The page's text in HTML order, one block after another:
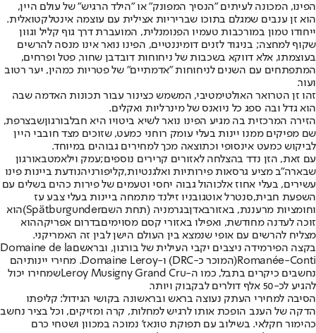
הפינו, המכונה לעיתים "הנסיך המפונק" או "הילד הרגיש" של עולם היין,
הוא זן ענבים שמגלם בתוכו שבריריות אצילית עם עוצמה אינטלקטואלית.
ייחודו טמון במורכבות טעמיו הפנומנלית, המועברת דרך גוף קליל וגוון
שקוף למחצה; בניגוד לזנים דומיננטיים, הפינו נואר אינו מנסה להרשים
בעוצמתו, אלא דווקא בשכבות של ניחוחות דובדבן שחור, פטל ופרחים,
המתפתחים עם השנים לניחוחות "אדמתיים" של פטריות כמהין, יער רטוב
ועור.
זהו זן הטרואר האולטימטיבי, המשמש כצינור עבור תכונות האדמה שבה
הוא גדל ובה ספג כל ניואנס של מינרליות ואקלים.
הזירה המרכזית בה מגיע הפינו נואר לשיא ביטויו היא חבלבורגוןשבצרפת,
שם מפיקים ממנו יינות בעלי עומק רוחני כמעט, שזוכים מצד חובבי היין
לביקוש כמעט אינסופי וכתוצאה מכך למחירים גבוהים במיוחד.
עם זאת, הזן נדד בהצלחה לאזורים קרירים נוספים;עמק וילאמטבאורגון
שבארה"ב מציע גרסאות פירותיות ואלגנטיות,קליפורניהנודעת ביינות פינו
עשירים, בעלי אחוז אלכוהול גבוה יחסי וטעמים של פירות כהים בשלים עם
השפעת חבית,סנטרל אוטגובניו זילנד מתמחה ביינות בעלי צבע עז
וחומציות מרעננת, באזורבאדןבגרמניה (תחת השםSpätburgunder)הוא
זוכה לעדנה מחודשת, ואפילו באזורי קסם מסוימיםבדרום אפריקההוא
מצליח להרשים עם אופי שנמצא בין העולם הישן לבין זה האמריקני.
בקצה הפירמידה ניצבים יקבי העילית של בורגון, ובראשםDomaine de la
Romanée-Conti(המוכר כ-DRC) ו- Domaine Leroy. מחירי יינותיהם
נחשבים כיקרים בתבל, כמו ה-Leroy Musigny Grand Cruשמחירו יכול
להגיע לכ-50 אלף דולרים לבקבוק ויותר.
הסיבה למחירי העתק נעוצה בראש ובראשונה בקושי הגידול: קליפתו
הדקה של הענב הופכת אותו לרגיש למחלות, קרה ומזיקים, וכל בציר נחשב
כהימור חקלאי. בשילוב עם תפוקת טונאז' נמוכה במכוון ושטחי כרם